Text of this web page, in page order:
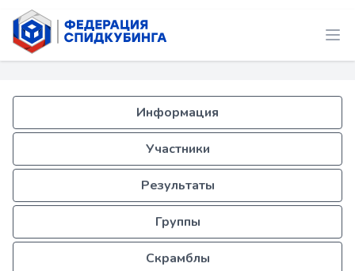
Информация
Участники
Результаты
Группы
Скрамблы